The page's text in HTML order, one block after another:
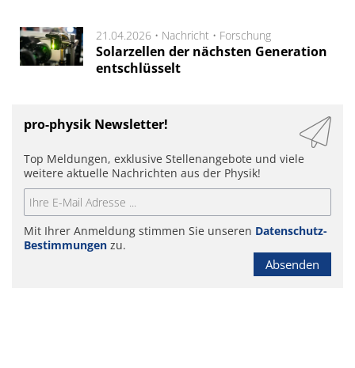
21.04.2026 • Nachricht • Forschung
Solarzellen der nächsten Generation
entschlüsselt
pro-physik Newsletter!
Top Meldungen, exklusive Stellenangebote und viele
weitere aktuelle Nachrichten aus der Physik!
Mit Ihrer Anmeldung stimmen Sie unseren Datenschutz-
Bestimmungen zu.
Absenden